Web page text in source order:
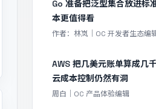
Go 准备把泛型集合放进标
本更值得看
作者：林岚｜OC 开发者生态编
AWS 把几美元账单算成几
云成本控制仍然有洞
周白｜OC 产品体验编辑